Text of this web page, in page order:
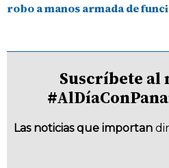
robo a manos armada de
Suscríbete al
Las noticias que importan